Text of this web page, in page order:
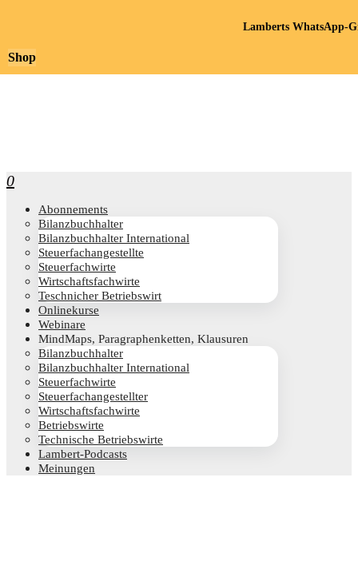
0
Abon­ne­ments
Bilanz­buch­hal­ter
Bilanz­buch­hal­ter International
Steu­er­fach­an­ge­stell­te
Steu­er­fach­wir­te
Wirt­schafts­fach­wir­te
Teschni­cher Betriebswirt
Online­kur­se
Web­i­na­re
Mind­Maps, Para­gra­phen­ket­ten, Klausuren
Bilanz­buch­hal­ter
Bilanz­buch­hal­ter International
Steu­er­fach­wir­te
Steu­er­fach­an­ge­stell­ter
Wirt­schafts­fach­wir­te
Betriebs­wir­te
Tech­ni­sche Betriebswirte
Lam­­bert-Pod­­casts
Mei­nun­gen
Shop
Lamberts WhatsApp-